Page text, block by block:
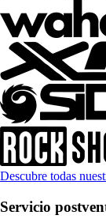
Descubre todas
Servicio